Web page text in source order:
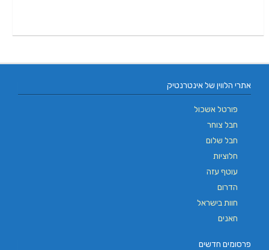
אתרי הלווין של אינטרנטיק
פורטל אשכול
חבל צוחר
חבל שלום
חלוציות
עוטף עזה
הדרום
חוות בישראל
חאנים
פרסומים חדשים